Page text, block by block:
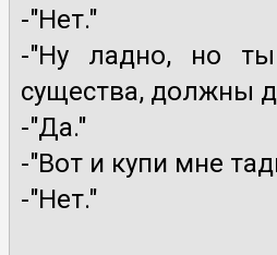
-"Нет."
-"Ну ладно, но
существа, должны
-"Да."
-"Вот и купи мне
-"Нет."